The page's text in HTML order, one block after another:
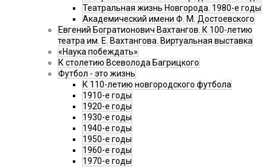
Театральная жизнь Новгорода. 1980-е годы
Академический имени Ф. М. Достоевского
Евгений Богратионович Вахтангов. К 100-летию
театра им. Е. Вахтангова. Виртуальная выставка
«Наука побеждать»
К столетию Всеволода Багрицкого
Футбол - это жизнь
К 110-летию новгородского футбола
1910-е годы
1920-е годы
1930-е годы
1940-е годы
1950-е годы
1960-е годы
1970-е годы